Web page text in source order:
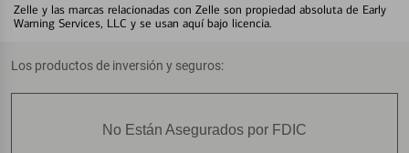
Zelle y las marcas relacionadas con Zelle son propiedad absoluta de Early
Warning Services, LLC y se usan aquí bajo licencia.
Los productos de inversión y seguros:
No Están Asegurados por FDIC